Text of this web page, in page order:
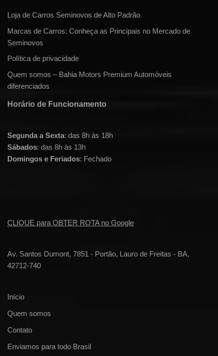
Loja de Carros Seminovos de Alto Padrão
Marcas de Carros: Conheça as Principais no Mercado de
Seminovos
Política de privacidade
Quem somos – Bahia Motors Premium Automóveis
diferenciados
Horário de Funcionamento
Segunda a Sexta: das 8h às 18h
Sábados: das 8h às 13h
Domingos e Feriados: Fechado
CLIQUE para OBTER ROTA no Google
Av. Santos Dumont, 7851 - Portão, Lauro de Freitas - BA,
42712-740
Início
Quem somos
Contato
Enviamos para todo Brasil